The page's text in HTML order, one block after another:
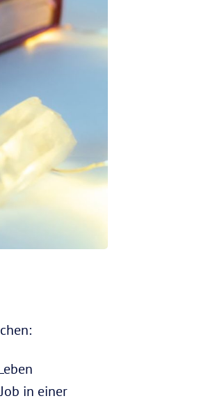
in einer